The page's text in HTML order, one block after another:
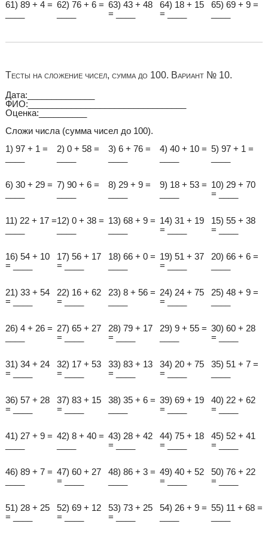
61) 89 + 4 = 62) 76 + 6 = 63) 43 + 48
= ____
64) 18 + 15
= ____
65) 69 + 9 =
Тесты на сложение чисел, сумма до 100. Вариант № 10.
Дата:______________
ФИО:_________________________________
Оценка:__________
Сложи числа (сумма чисел до 100).
1) 97 + 1 =
2) 0 + 58 =
3) 6 + 76 =
4) 40 + 10 = 5) 97 + 1 =
6) 30 + 29 = 7) 90 + 6 =
8) 29 + 9 =
9) 18 + 53 = 10) 29 + 70
= ____
11) 22 + 17 =12) 0 + 38 = 13) 68 + 9 = 14) 31 + 19
= ____
15) 55 + 38
= ____
16) 54 + 10
= ____
17) 56 + 17
= ____
18) 66 + 0 = 19) 51 + 37
= ____
20) 66 + 6 =
21) 33 + 54
= ____
22) 16 + 62
= ____
23) 8 + 56 = 24) 24 + 75
= ____
25) 48 + 9 =
26) 4 + 26 = 27) 65 + 27
= ____
28) 79 + 17
= ____
29) 9 + 55 = 30) 60 + 28
= ____
31) 34 + 24
= ____
32) 17 + 53
= ____
33) 83 + 13
= ____
34) 20 + 75
= ____
35) 51 + 7 =
36) 57 + 28
= ____
37) 83 + 15
= ____
38) 35 + 6 = 39) 69 + 19
= ____
40) 22 + 62
= ____
41) 27 + 9 = 42) 8 + 40 = 43) 28 + 42
= ____
44) 75 + 18
= ____
45) 52 + 41
= ____
46) 89 + 7 = 47) 60 + 27
= ____
48) 86 + 3 = 49) 40 + 52
= ____
50) 76 + 22
= ____
51) 28 + 25
= ____
52) 69 + 12
= ____
53) 73 + 25
= ____
54) 26 + 9 = 55) 11 + 68 =